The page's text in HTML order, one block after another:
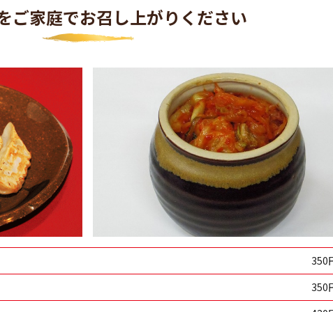
ご家庭でお召し上がりください
350
350